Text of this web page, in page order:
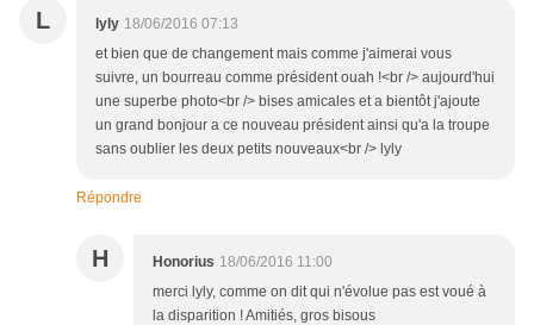
L lyly 18/06/2016 07:13
et bien que de changement mais comme j'aimerai vous
suivre, un bourreau comme président ouah !<br /> aujourd'hui
une superbe photo<br /> bises amicales et a bientôt j'ajoute
un grand bonjour a ce nouveau président ainsi qu'a la troupe
sans oublier les deux petits nouveaux<br /> lyly
Répondre
H Honorius 18/06/2016 11:00
merci lyly, comme on dit qui n'évolue pas est voué à
la disparition ! Amitiés, gros bisous